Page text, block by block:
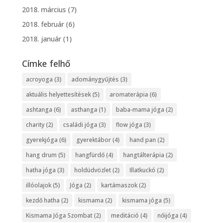
2018. március (7)
2018. február(6)
2018. január(1)
Címke felhő
acroyoga (3) adománygyűjtés (3)
aktuális helyettesítések(5) aromaterápia (6)
ashtanga (6) asthanga (1) baba-mama jóga (2)
charity(2) családi jóga (3) flow jóga (3)
gyerekjóga (6) gyerektábor(4) hand pan (2)
hang drum (5) hangfürdő(4) hangtálterápia (2)
hatha jóga (3) holdüdvözlet(2) Illatkuckó (2)
illóolajok(5) Jóga (2) kartámaszok(2)
kezdő hatha (2) kismama (2) kismama jóga (5)
Kismama Jóga Szombat(2) meditáció (4) nőijóga (4)